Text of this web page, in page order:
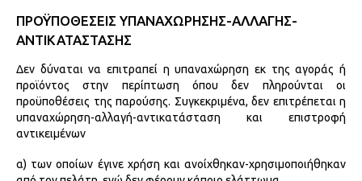
ΠΡΟΫΠΟΘΕΣΕΙΣ ΥΠΑΝΑΧΩΡΗΣΗΣ-ΑΛΛΑΓΗΣ-
ΑΝΤΙΚΑΤΑΣΤΑΣΗΣ
Δεν δύναται να επιτραπεί η υπαναχώρηση εκ της αγοράς ή
προϊόντος στην περίπτωση όπου δεν πληρούνται οι
προϋποθέσεις της παρούσης. Συγκεκριμένα, δεν επιτρέπεται η
υπαναχώρηση-αλλαγή-αντικατάσταση και επιστροφή
αντικειμένων
α) των οποίων έγινε χρήση και ανοίχθηκαν-χρησιμοποιήθηκαν